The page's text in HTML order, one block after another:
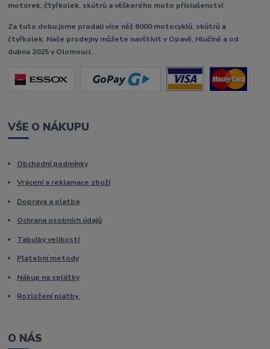
motorek, čtyřkolek, skútrů a věškerého moto příslušenství.
Za tuto dobu jsme prodali více něž 6000 motocyklů, skútrů a
čtyřkolek. Naše prodejny můžete navštívit v Opavě, Hlučíně a od
dubna 2025 v Olomouci.
VŠE O NÁKUPU
Obchodní podmínky
Vrácení a reklamace zboží
Doprava a platba
Ochrana osobních údajů
Tabulky velikostí
Platební metody
Nákup na splátky
Rozložení platby
O NÁS